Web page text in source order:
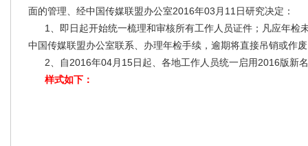
面的管理、经中国传媒联盟办公室2016年03月11日研究决定：
1、即日起开始统一梳理和审核所有工作人员证件；凡应年检
中国传媒联盟办公室联系、办理年检手续，逾期将直接吊销或作
2、自2016年04月15日起、各地工作人员统一启用2016版新
样式如下：